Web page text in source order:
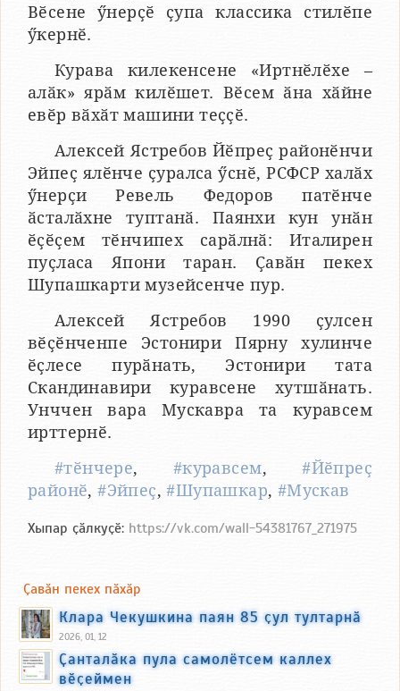
Вӗсене ӳнерҫӗ ҫупа классика стилӗпе
ӳкернӗ.
Курава килекенсене «Иртнӗлӗхе –
алӑк» ярӑм килӗшет. Вӗсем ӑна хӑйне
евӗр вӑхӑт машини теҫҫӗ.
Алексей Ястребов Йӗпреҫ районӗнчи
Эйпеҫ ялӗнче ҫуралса ӳснӗ, РСФСР халӑх
ӳнерҫи Ревель Федоров патӗнче
ӑсталӑхне туптанӑ. Паянхи кун унӑн
ӗҫӗҫем тӗнчипех сарӑлнӑ: Италирен
пуҫласа Япони таран. Ҫавӑн пекех
Шупашкарти музейсенче пур.
Алексей Ястребов 1990 ҫулсен
вӗҫӗнченпе Эстонири Пярну хулинче
ӗҫлесе пурӑнать, Эстонири тата
Скандинавири куравсене хутшӑнать.
Унччен вара Мускавра та куравсем
ирттернӗ.
#тӗнчере, #куравсем,#Йӗпреҫ
районӗ,#Эйпеҫ,#Шупашкар, #Мускав
Хыпар ҫӑлкуҫӗ: https://vk.com/wall-54381767_271975
Ҫавӑн пекех пӑхӑр
Клара Чекушкина паян 85 ҫул тултарнӑ
2026, 01, 12
Ҫанталӑка пула самолётсем каллех
вӗҫеймен